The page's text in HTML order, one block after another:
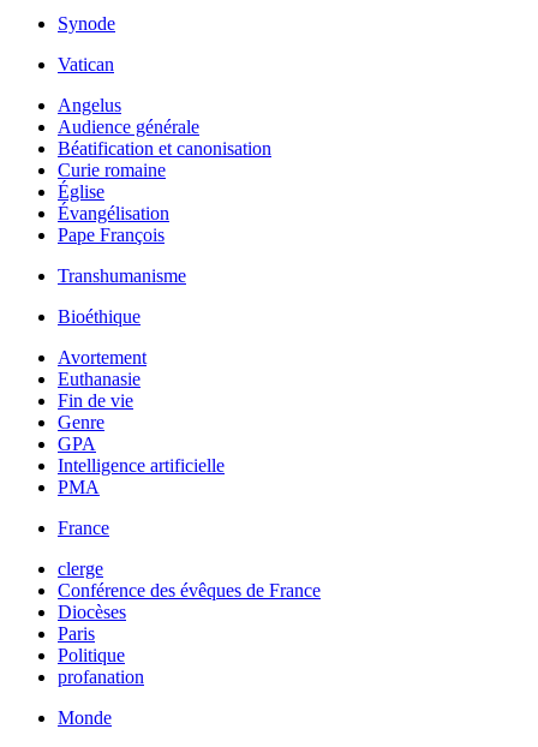
Synode
Vatican
Angelus
Audience générale
Béatification et canonisation
Curie romaine
Église
Évangélisation
Pape François
Transhumanisme
Bioéthique
Avortement
Euthanasie
Fin de vie
Genre
GPA
Intelligence artificielle
PMA
France
clerge
Conférence des évêques de France
Diocèses
Paris
Politique
profanation
Monde